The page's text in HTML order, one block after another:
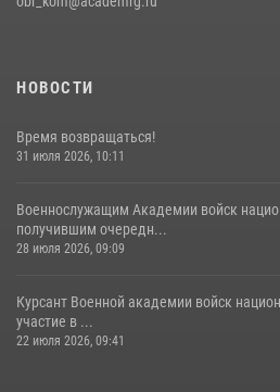
НОВОСТИ
Время возвращаться!
31 июля 2026, 10:11
Военнослужащим Академии войск
получившим очередн...
28 июля 2026, 09:09
Курсант Военной академии войск
участие в ...
22 июля 2026, 09:41